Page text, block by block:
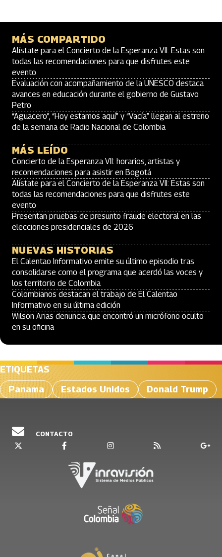
MÁS COMPARTIDO
Alístate para el Concierto de la Esperanza VII: Estas son
todas las recomendaciones para que disfrutes este
evento
Evaluación con acompañamiento de la UNESCO destaca
avances en educación durante el gobierno de Gustavo
Petro
“Aguacero”, “Hoy estamos aquí” y “Vacía” llegan al estreno
de la semana de Radio Nacional de Colombia
MÁS LEÍDO
Concierto de la Esperanza VII: horarios, artistas y
recomendaciones para asistir en Bogotá
Alístate para el Concierto de la Esperanza VII: Estas son
todas las recomendaciones para que disfrutes este
evento
Presentan pruebas de presunto fraude electoral en las
elecciones presidenciales de 2026
NUEVAS HISTORIAS
El Calentao Informativo emite su último episodio tras
consolidarse como el programa que acerdó las voces y
los territorio de Colombia
Colombianos destacan el trabajo de El Calentao
Informativo en su última edición
Wilson Arias denuncia que encontró un micrófono oculto
en su oficina
ETIQUETAS
Panama
Estados Unidos Donald Trump
CONTACTO